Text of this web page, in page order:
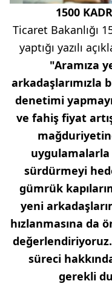
1500
Ticaret Bakanlığı
yaptığı yazılı
"Aramıza
arkadaşlarımızla
denetimi
ve fahiş fiyat
sürdürmeyi
gümrük
yeni
hızlanmasına da
süreci
gerekli